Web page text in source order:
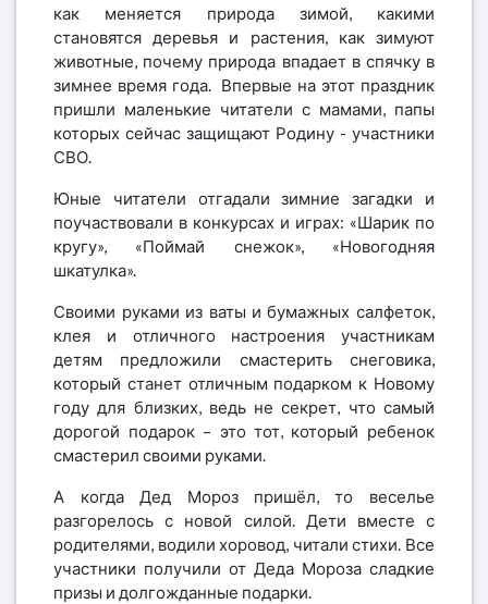
как меняется природа зимой, какими
становятся деревья и растения, как зимуют
животные, почему природа впадает в спячку в
зимнее время года. Впервые на этот праздник
пришли маленькие читатели с мамами, папы
которых сейчас защищают Родину - участники
СВО.
Юные читатели отгадали зимние загадки и
поучаствовали в конкурсах и играх: «Шарик по
кругу», «Поймай снежок», «Новогодняя
шкатулка».
Своими руками из ваты и бумажных салфеток,
клея и отличного настроения участникам
детям предложили смастерить снеговика,
который станет отличным подарком к Новому
году для близких, ведь не секрет, что самый
дорогой подарок – это тот, который ребенок
смастерил своими руками.
А когда Дед Мороз пришёл, то веселье
разгорелось с новой силой. Дети вместе с
родителями, водили хоровод, читали стихи. Все
участники получили от Деда Мороза сладкие
призы и долгожданные подарки.